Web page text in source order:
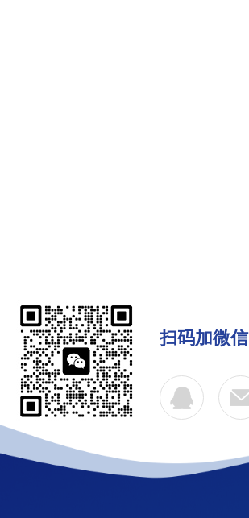
扫码加微信